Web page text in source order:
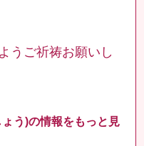
うご祈祷お願いし
う)の情報をもっと見